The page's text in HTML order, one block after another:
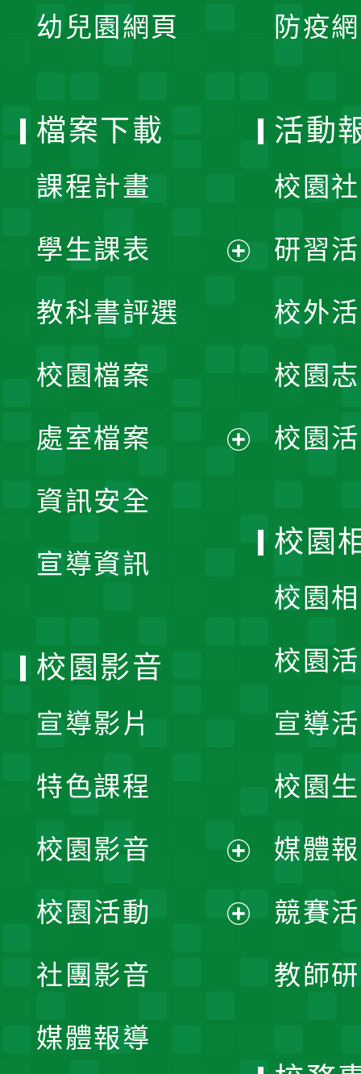
幼兒園網頁 防疫
檔案下載
課程計畫
學生課表
單
教科書評選
校園檔案
處室檔案
資訊安全
宣導資訊
活動
校園
研習
校外
校園
校園
校園
校園
校園
宣導
校園
媒體
競賽
教師
校園影音
宣導影片
特色課程
校園影音
開
校園活動
社團影音
媒體報導